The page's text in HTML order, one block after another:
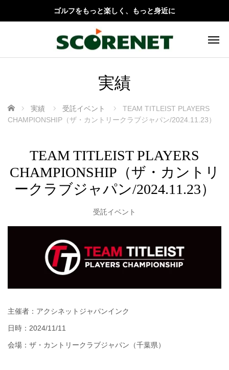
ゴルフをもっと楽しく、もっと身近に
実績
ホーム 実績 受託イベント
TEAM TITLEIST PLAYERS
CHAMPIONSHIP（ザ・カントリークラブジャパン/2024.11.23）
TEAM TITLEIST PLAYERS
CHAMPIONSHIP（ザ・カントリ
ークラブジャパン/2024.11.23）
受託イベント
主催者：アクシネットジャパンインク
日時：2024/11/11
会場：ザ・カントリークラブジャパン（千葉県）